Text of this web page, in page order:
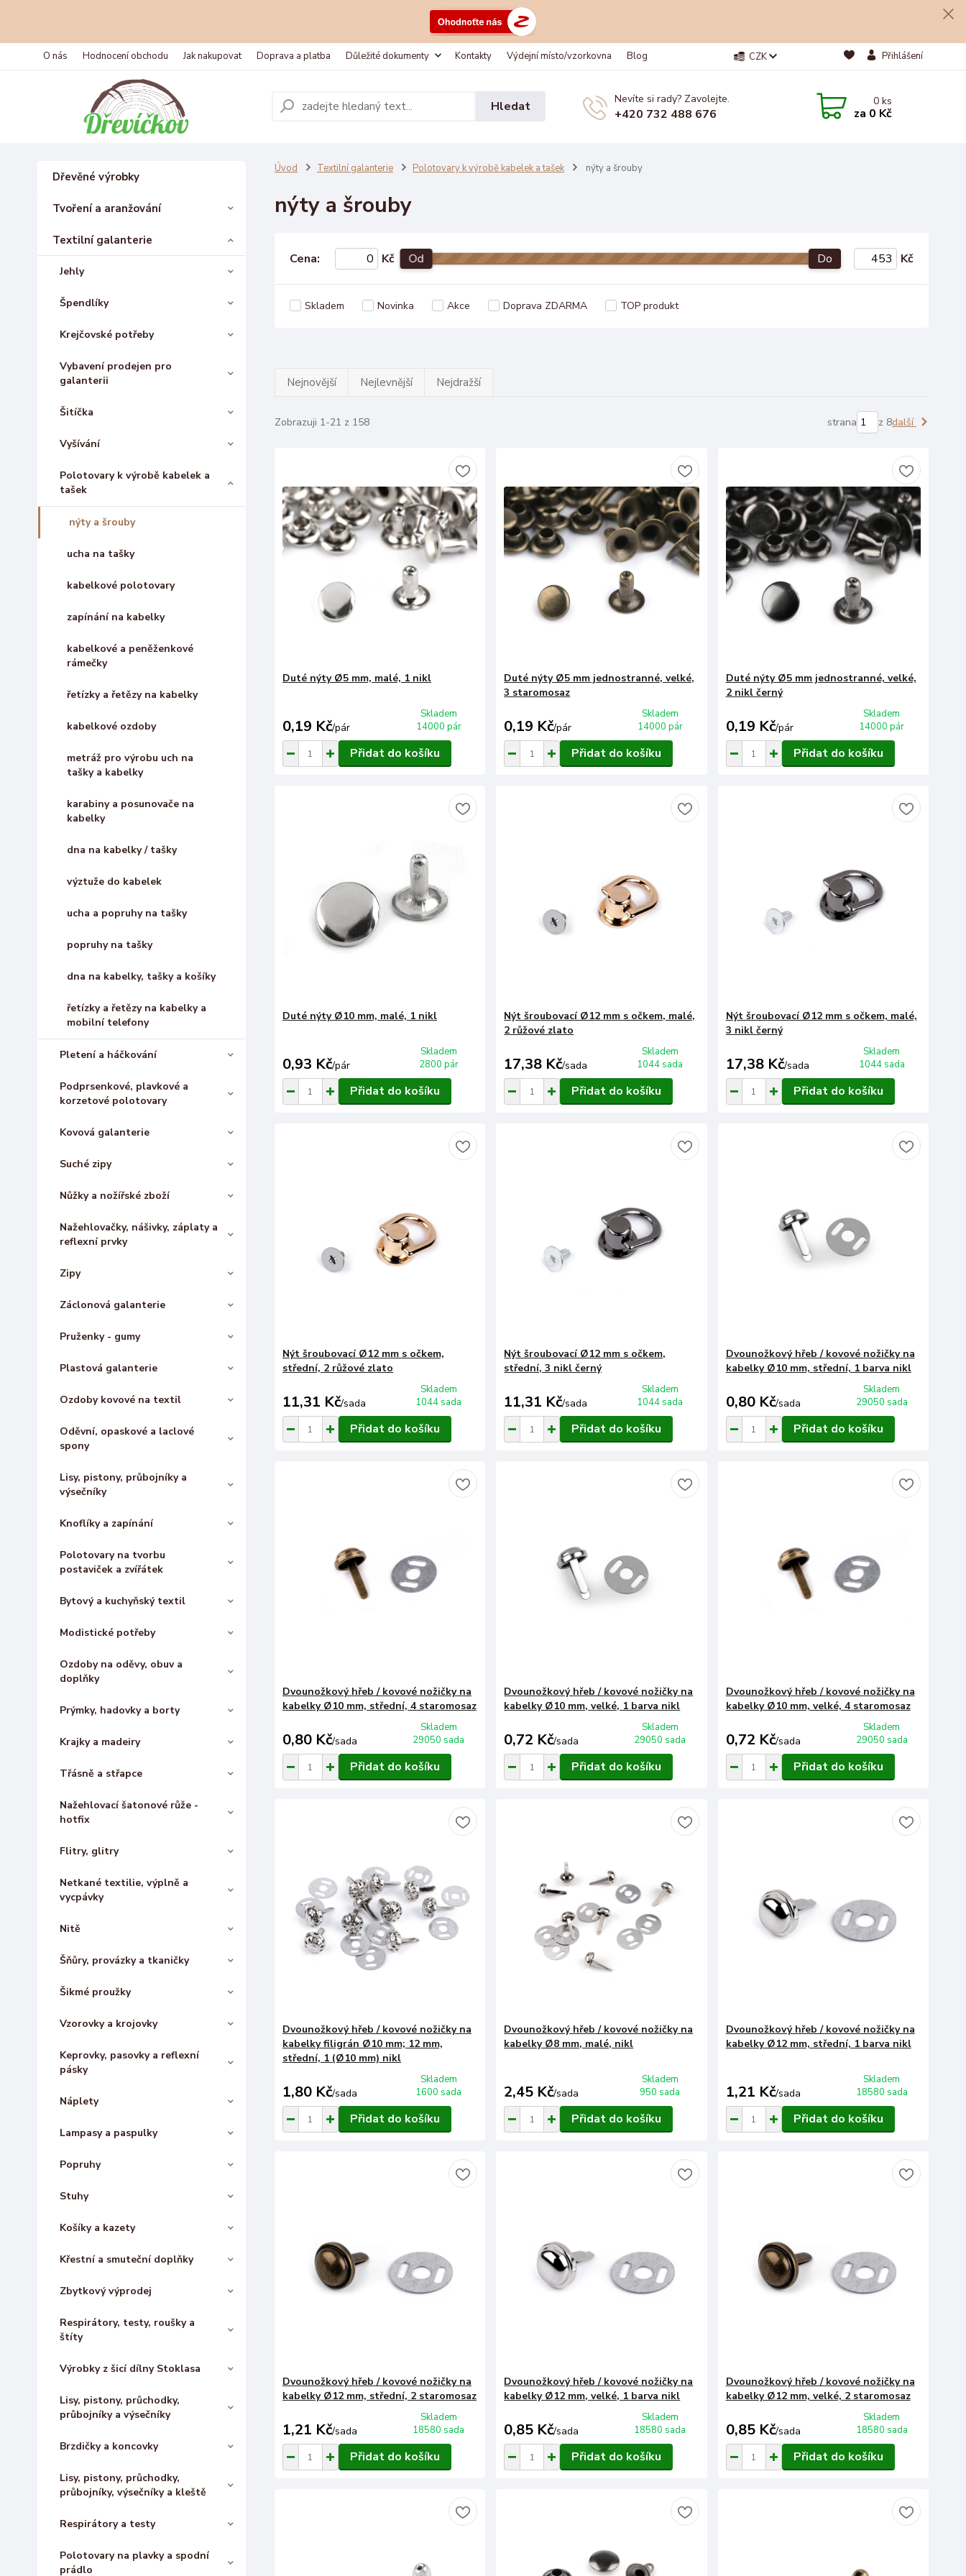
O nás Hodnocení obchodu Jak nakupovat Doprava a platba Důležité dokumenty Kontakty Výdejní místo/vzorkovna Blog CZK Přihlášení
Hledat Nevíte si rady? Zavolejte.
+420 732 488 676
0ks
za 0 Kč
Dřevěné výrobky
Tvoření a aranžování
Textilní galanterie
Jehly
Špendlíky
Krejčovské potřeby
Vybavení prodejen pro
galanterii
Šitíčka
Vyšívání
Polotovary k výrobě kabelek a
tašek
nýty a šrouby
ucha na tašky
kabelkové polotovary
zapínání na kabelky
kabelkové a peněženkové
rámečky
řetízky a řetězy na kabelky
kabelkové ozdoby
metráž pro výrobu uch na
tašky a kabelky
karabiny a posunovače na
kabelky
dna na kabelky / tašky
výztuže do kabelek
ucha a popruhy na tašky
popruhy na tašky
dna na kabelky, tašky a košíky
řetízky a řetězy na kabelky a
mobilní telefony
Pletení a háčkování
Podprsenkové, plavkové a
korzetové polotovary
Kovová galanterie
Suché zipy
Nůžky a nožířské zboží
Nažehlovačky, nášivky, záplaty a
reflexní prvky
Zipy
Záclonová galanterie
Pruženky - gumy
Plastová galanterie
Ozdoby kovové na textil
Oděvní, opaskové a laclové
spony
Lisy, pistony, průbojníky a
výsečníky
Knoflíky a zapínání
Polotovary na tvorbu
postaviček a zvířátek
Bytový a kuchyňský textil
Modistické potřeby
Ozdoby na oděvy, obuv a
doplňky
Prýmky, hadovky a borty
Krajky a madeiry
Třásně a střapce
Nažehlovací šatonové růže -
hotfix
Flitry, glitry
Netkané textilie, výplně a
vycpávky
Nitě
Šňůry, provázky a tkaničky
Šikmé proužky
Vzorovky a krojovky
Keprovky, pasovky a reflexní
pásky
Náplety
Lampasy a paspulky
Popruhy
Stuhy
Košíky a kazety
Křestní a smuteční doplňky
Zbytkový výprodej
Respirátory, testy, roušky a
štíty
Výrobky z šicí dílny Stoklasa
Lisy, pistony, průchodky,
průbojníky a výsečníky
Brzdičky a koncovky
Lisy, pistony, průchodky,
průbojníky, výsečníky a kleště
Respirátory a testy
Polotovary na plavky a spodní
prádlo
Úvod Textilní galanterie Polotovary k výrobě kabelek a tašek nýty a šrouby
nýty a šrouby
Cena: Kč Od Do Kč
Skladem Novinka Akce Doprava ZDARMA TOP produkt
Nejnovější Nejlevnější Nejdražší
Zobrazuji 1-21 z 158 strana z 8další
Duté nýty Ø5 mm, malé, 1 nikl
0,19 Kč/pár
Skladem
14000 pár
Přidat do košíku
Duté nýty Ø5 mm jednostranné, velké,
3 staromosaz
0,19 Kč/pár
Skladem
14000 pár
Přidat do košíku
Duté nýty Ø5 mm jednostranné, velké,
2 nikl černý
0,19 Kč/pár
Skladem
14000 pár
Přidat do košíku
Duté nýty Ø10 mm, malé, 1 nikl
0,93 Kč/pár
Skladem
2800 pár
Přidat do košíku
Nýt šroubovací Ø12 mm s očkem, malé,
2 růžové zlato
17,38 Kč/sada
Skladem
1044 sada
Přidat do košíku
Nýt šroubovací Ø12 mm s očkem, malé,
3 nikl černý
17,38 Kč/sada
Skladem
1044 sada
Přidat do košíku
Nýt šroubovací Ø12 mm s očkem,
střední, 2 růžové zlato
11,31 Kč/sada
Skladem
1044 sada
Přidat do košíku
Nýt šroubovací Ø12 mm s očkem,
střední, 3 nikl černý
11,31 Kč/sada
Skladem
1044 sada
Přidat do košíku
Dvounožkový hřeb / kovové nožičky na
kabelky Ø10 mm, střední, 1 barva nikl
0,80 Kč/sada
Skladem
29050 sada
Přidat do košíku
Dvounožkový hřeb / kovové nožičky na
kabelky Ø10 mm, střední, 4 staromosaz
0,80 Kč/sada
Skladem
29050 sada
Přidat do košíku
Dvounožkový hřeb / kovové nožičky na
kabelky Ø10 mm, velké, 1 barva nikl
0,72 Kč/sada
Skladem
29050 sada
Přidat do košíku
Dvounožkový hřeb / kovové nožičky na
kabelky Ø10 mm, velké, 4 staromosaz
0,72 Kč/sada
Skladem
29050 sada
Přidat do košíku
Dvounožkový hřeb / kovové nožičky na
kabelky filigrán Ø10 mm; 12 mm,
střední, 1 (Ø10 mm) nikl
1,80 Kč/sada
Skladem
1600 sada
Přidat do košíku
Dvounožkový hřeb / kovové nožičky na
kabelky Ø8 mm, malé, nikl
2,45 Kč/sada
Skladem
950 sada
Přidat do košíku
Dvounožkový hřeb / kovové nožičky na
kabelky Ø12 mm, střední, 1 barva nikl
1,21 Kč/sada
Skladem
18580 sada
Přidat do košíku
Dvounožkový hřeb / kovové nožičky na
kabelky Ø12 mm, střední, 2 staromosaz
1,21 Kč/sada
Skladem
18580 sada
Přidat do košíku
Dvounožkový hřeb / kovové nožičky na
kabelky Ø12 mm, velké, 1 barva nikl
0,85 Kč/sada
Skladem
18580 sada
Přidat do košíku
Dvounožkový hřeb / kovové nožičky na
kabelky Ø12 mm, velké, 2 staromosaz
0,85 Kč/sada
Skladem
18580 sada
Přidat do košíku